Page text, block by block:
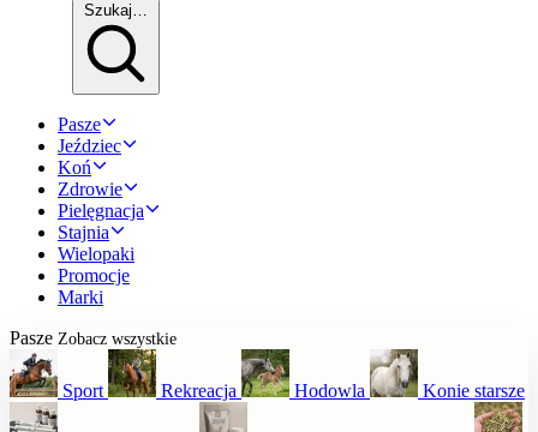
Szukaj…
Pasze
Jeździec
Koń
Zdrowie
Pielęgnacja
Stajnia
Wielopaki
Promocje
Marki
Pasze Zobacz wszystkie
Sport Rekreacja Hodowla Konie starsze